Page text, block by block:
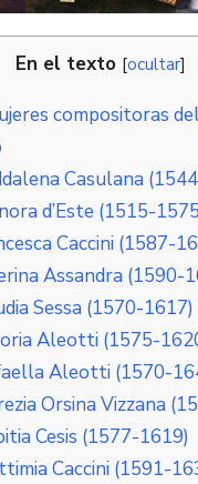
En el texto [ocultar]
compositoras
Casulana
d’Este (1515-
Caccini (1587-
Assandra (1590-
Sessa (1570-1617)
Aleotti (1575-
Aleotti (1570-
Orsina Vizzana
Cesis (1577-1619)
Caccini (1591-